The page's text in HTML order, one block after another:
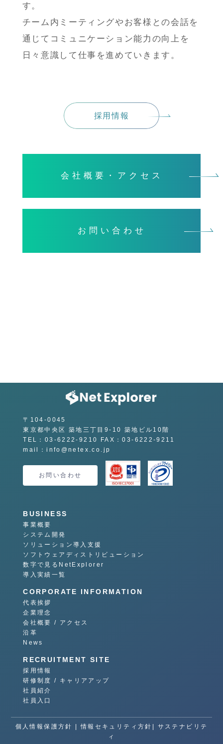
す。
チーム内ミーティングやお客様との会話を
通じてコミュニケーション能力の向上を
日々意識して仕事を進めていきます。
採用情報
会社概要・アクセス
お問い合わせ
〒104-0045
東京都中央区 築地三丁目9-10 築地ビル10階
TEL：03-6222-9210 FAX：03-6222-9211
mail：info@netex.co.jp
お問い合わせ
BUSINESS
事業概要
システム開発
ソリューション導入支援
ソフトウェアディストリビューション
数字で見るNetExplorer
導入実績一覧
CORPORATE INFORMATION
代表挨拶
企業理念
会社概要 / アクセス
沿革
News
RECRUITMENT SITE
採用情報
研修制度 / キャリアアップ
社員紹介
社員入口
個人情報保護方針 |情報セキュリティ方針| サステナビリテ
ィ